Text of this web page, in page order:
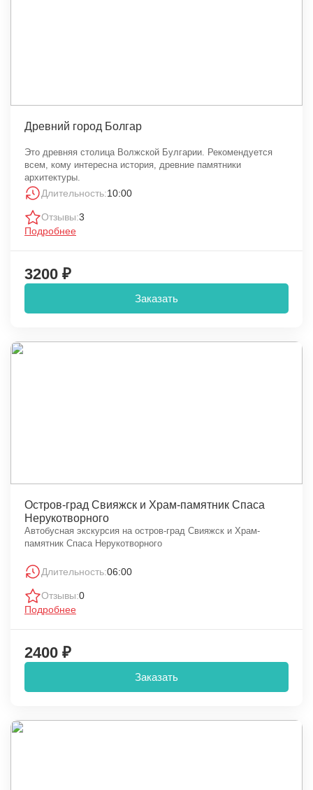
Древний город Болгар
Это древняя столица Волжской Булгарии. Рекомендуется
всем, кому интересна история, древние памятники
архитектуры.
Длительность:10:00
Отзывы:3
Подробнее
3200 ₽
Заказать
Остров-град Свияжск и Храм-памятник Спаса
Нерукотворного
Автобусная экскурсия на остров-град Свияжск и Храм-
памятник Спаса Нерукотворного
Длительность:06:00
Отзывы:0
Подробнее
2400 ₽
Заказать